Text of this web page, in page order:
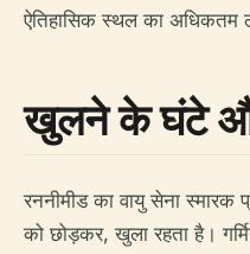
ऐतिहासिक स्थल का अधिकतम
खुलने के घंटे
रननीमीड का वायु सेना स्मारक
को छोड़कर, खुला रहता है।